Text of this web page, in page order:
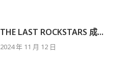
THE LAST ROCKSTARS 成...
2024 年 11 月 12 日